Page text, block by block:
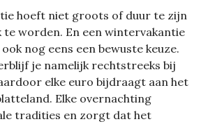
hoeft niet groots of duur te zijn
worden. En een wintervakantie
nog eens een bewuste keuze.
je namelijk rechtstreeks bij
elke euro bijdraagt aan het
Elke overnachting
tradities en zorgt dat het